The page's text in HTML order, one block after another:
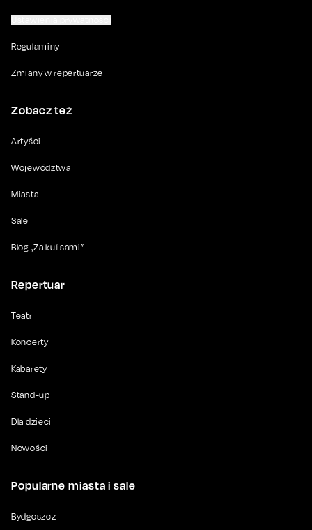
Regulaminy
Zmiany w repertuarze
Zobacz też
Artyści
Województwa
Miasta
Sale
Blog „Za kulisami”
Repertuar
Teatr
Koncerty
Kabarety
Stand-up
Dla dzieci
Nowości
Popularne miasta i sale
Bydgoszcz